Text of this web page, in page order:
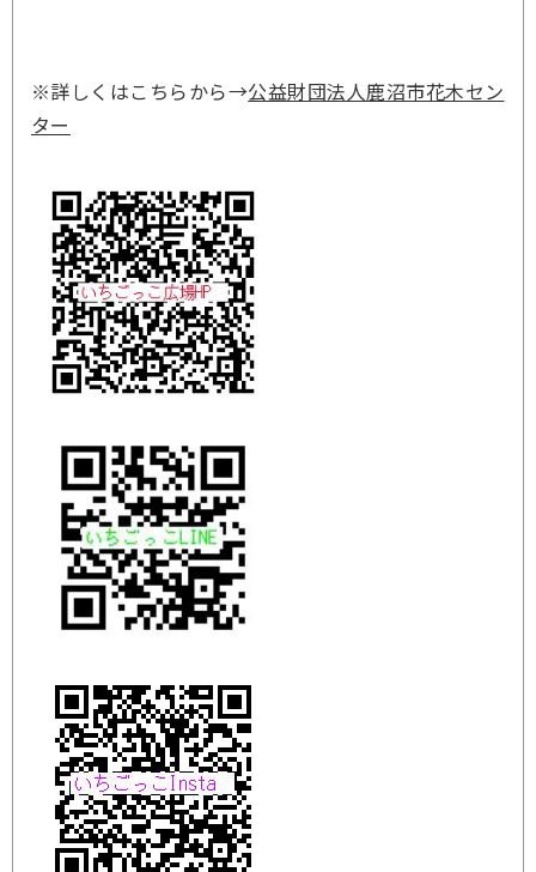
※詳しくはこちらから→公益財団法人鹿沼市花木セン
ター